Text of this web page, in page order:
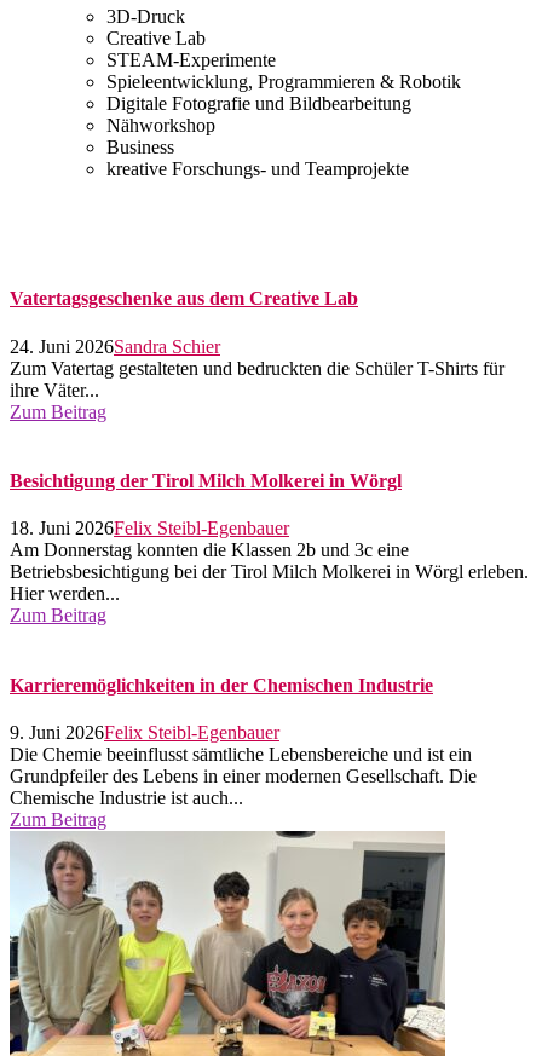
3D-Druck
Creative Lab
STEAM-Experimente
Spieleentwicklung, Programmieren & Robotik
Digitale Fotografie und Bildbearbeitung
Nähworkshop
Business
kreative Forschungs- und Teamprojekte
Vatertagsgeschenke aus dem Creative Lab
24. Juni 2026Sandra Schier
Zum Vatertag gestalteten und bedruckten die Schüler T-Shirts für
ihre Väter...
Zum Beitrag
Besichtigung der Tirol Milch Molkerei in Wörgl
18. Juni 2026Felix Steibl-Egenbauer
Am Donnerstag konnten die Klassen 2b und 3c eine
Betriebsbesichtigung bei der Tirol Milch Molkerei in Wörgl erleben.
Hier werden...
Zum Beitrag
Karrieremöglichkeiten in der Chemischen Industrie
9. Juni 2026Felix Steibl-Egenbauer
Die Chemie beeinflusst sämtliche Lebensbereiche und ist ein
Grundpfeiler des Lebens in einer modernen Gesellschaft. Die
Chemische Industrie ist auch...
Zum Beitrag